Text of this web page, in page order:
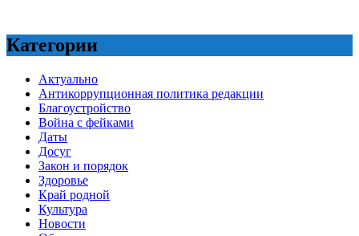
Категории
Актуально
Антикоррупционная политика редакции
Благоустройство
Война с фейками
Даты
Досуг
Закон и порядок
Здоровье
Край родной
Культура
Новости